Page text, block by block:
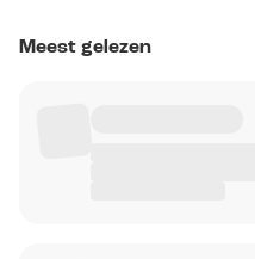
Meest gelezen